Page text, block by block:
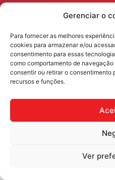
Gerenciar o
Para fornecer as melhores
cookies para armazenar e/ou
consentimento para essas
como comportamento de
consentir ou retirar o
recursos e funções.
Ver
ResicolorTintas
ResicolorTintas
Veja
Desenvolvido